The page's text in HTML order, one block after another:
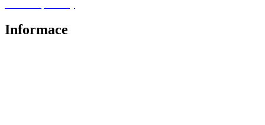
Informace